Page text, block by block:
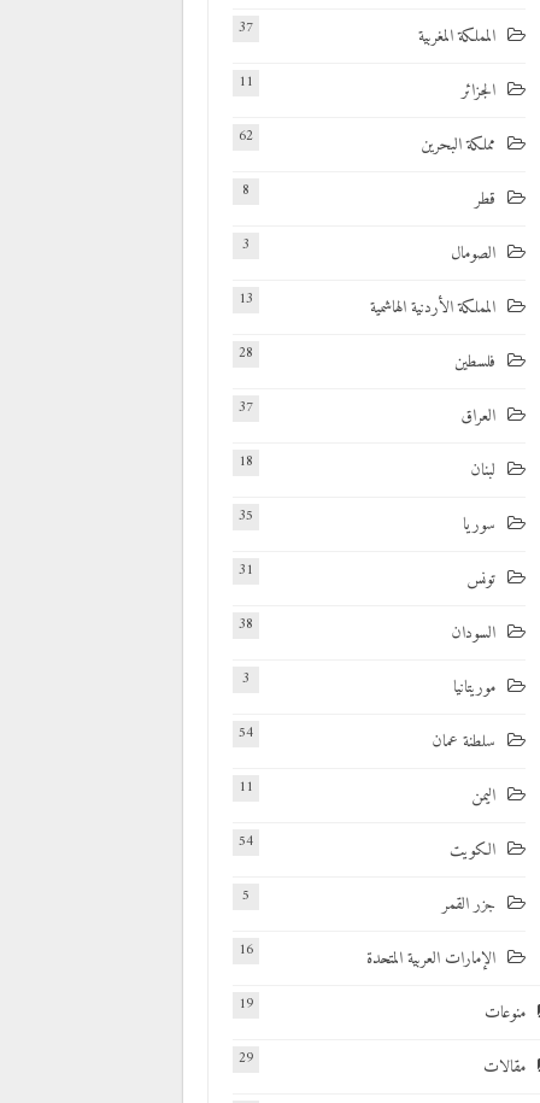
المملكة المغربية 37
الجزائر 11
مملكة البحرين 62
قطر 8
الصومال 3
المملكة الأردنية الهاشمية 13
فلسطين 28
العراق 37
لبنان 18
سوريا 35
تونس 31
السودان 38
موريتانيا 3
سلطنة عمان 54
اليمن 11
الكويت 54
جزر القمر 5
الإمارات العربية المتحدة 16
منوعات 19
مقالات 29